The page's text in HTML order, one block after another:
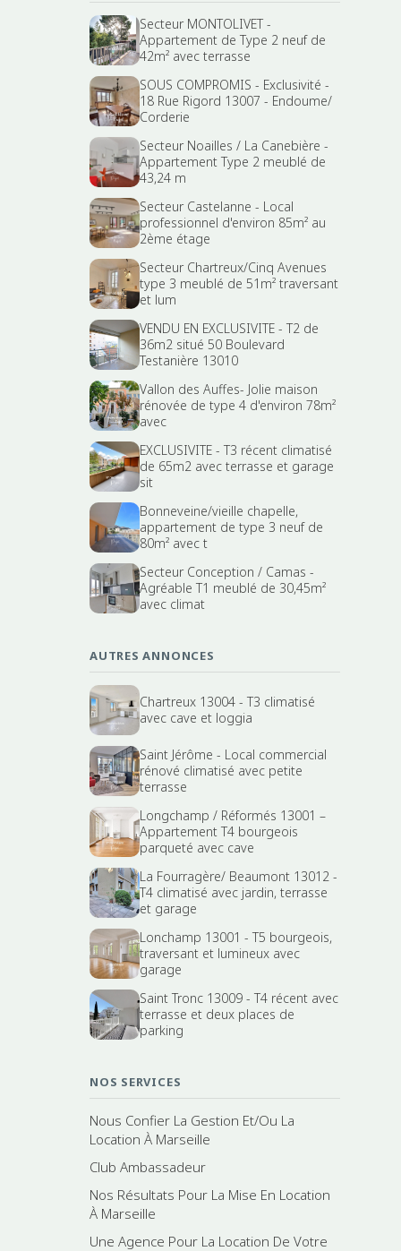
Secteur MONTOLIVET -
Appartement de Type 2 neuf de
42m² avec terrasse
SOUS COMPROMIS - Exclusivité -
18 Rue Rigord 13007 - Endoume/
Corderie
Secteur Noailles / La Canebière -
Appartement Type 2 meublé de
43,24 m
Secteur Castelanne - Local
professionnel d'environ 85m² au
2ème étage
Secteur Chartreux/Cinq Avenues
type 3 meublé de 51m² traversant
et lum
VENDU EN EXCLUSIVITE - T2 de
36m2 situé 50 Boulevard
Testanière 13010
Vallon des Auffes- Jolie maison
rénovée de type 4 d'environ 78m²
avec
EXCLUSIVITE - T3 récent climatisé
de 65m2 avec terrasse et garage
sit
Bonneveine/vieille chapelle,
appartement de type 3 neuf de
80m² avec t
Secteur Conception / Camas -
Agréable T1 meublé de 30,45m²
avec climat
AUTRES ANNONCES
Chartreux 13004 - T3 climatisé
avec cave et loggia
Saint Jérôme - Local commercial
rénové climatisé avec petite
terrasse
Longchamp / Réformés 13001 –
Appartement T4 bourgeois
parqueté avec cave
La Fourragère/ Beaumont 13012 -
T4 climatisé avec jardin, terrasse
et garage
Lonchamp 13001 - T5 bourgeois,
traversant et lumineux avec
garage
Saint Tronc 13009 - T4 récent avec
terrasse et deux places de
parking
NOS SERVICES
Nous Confier La Gestion Et/Ou La
Location À Marseille
Club Ambassadeur
Nos Résultats Pour La Mise En Location
À Marseille
Une Agence Pour La Location De Votre